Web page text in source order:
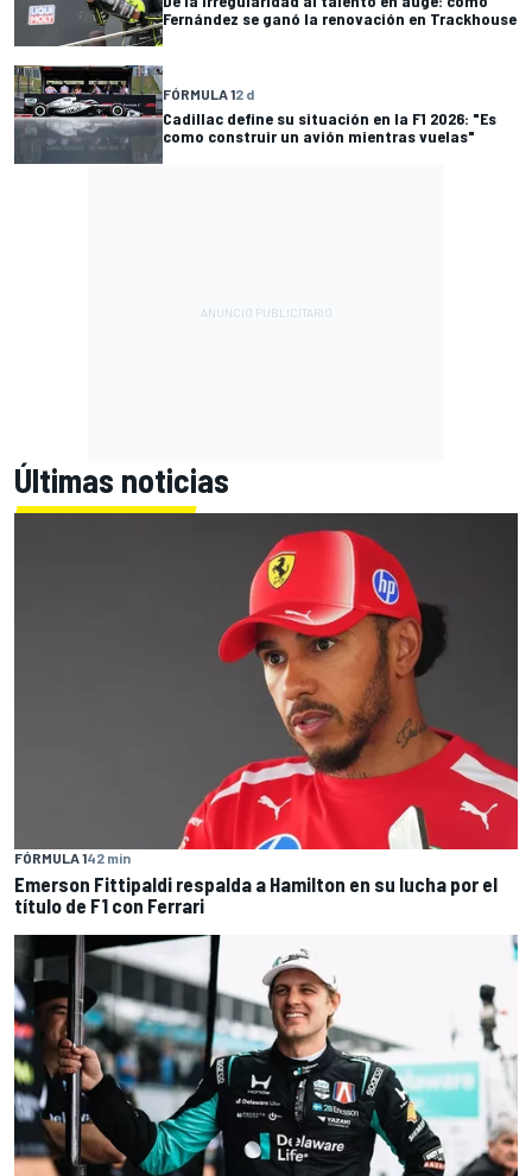
Fernández se ganó la renovación en Trackhouse
FÓRMULA 12 d
Cadillac define su situación en la F1 2026: "Es
como construir un avión mientras vuelas"
Últimas noticias
FÓRMULA 142 min
Emerson Fittipaldi respalda a Hamilton en su lucha por el
título de F1 con Ferrari